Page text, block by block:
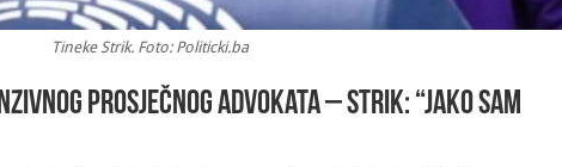
Tineke Strik. Foto: Politicki.ba
prosječnog advokata – Strik: “Jako sam